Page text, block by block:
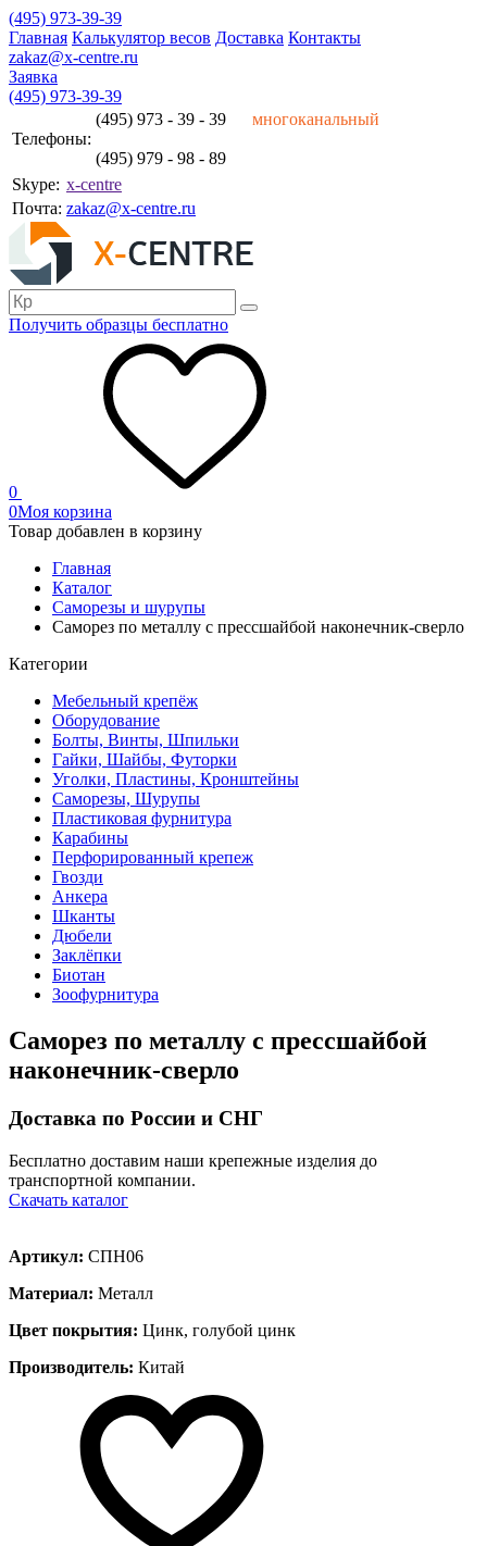
(495) 973-39-39
Главная Калькулятор весов Доставка Контакты
zakaz@x-centre.ru
Заявка
(495) 973-39-39
Телефоны:
(495) 973 - 39 - 39 многоканальный
(495) 979 - 98 - 89
Skype: x-centre
Почта: zakaz@x-centre.ru
Получить образцы бесплатно
0
0Моя корзина
Товар добавлен в корзину
Главная
Каталог
Саморезы и шурупы
Саморез по металлу с прессшайбой наконечник-сверло
Категории
Мебельный крепёж
Оборудование
Болты, Винты, Шпильки
Гайки, Шайбы, Футорки
Уголки, Пластины, Кронштейны
Саморезы, Шурупы
Пластиковая фурнитура
Карабины
Перфорированный крепеж
Гвозди
Анкера
Шканты
Дюбели
Заклёпки
Биотан
Зоофурнитура
Саморез по металлу с прессшайбой
наконечник-сверло
Доставка по России и СНГ
Бесплатно доставим наши крепежные изделия до
транспортной компании.
Скачать каталог
Артикул: СПН06
Материал: Металл
Цвет покрытия: Цинк, голубой цинк
Производитель: Китай